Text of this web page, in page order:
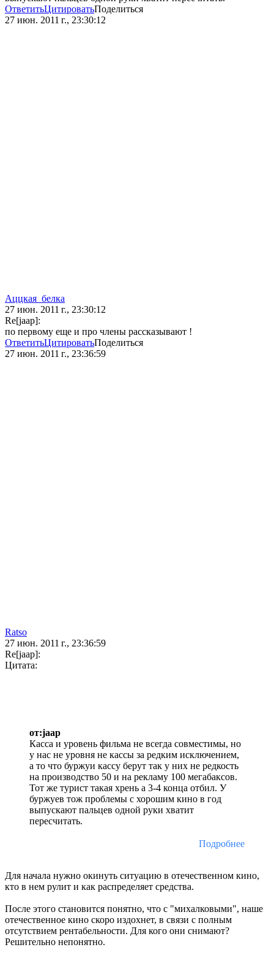
ОтветитьЦитироватьПоделиться
27 июн. 2011 г., 23:30:12
Аццкая_белка
27 июн. 2011 г., 23:30:12
Re[jaap]:
по первому еще и про члены рассказывают !
ОтветитьЦитироватьПоделиться
27 июн. 2011 г., 23:36:59
Ratso
27 июн. 2011 г., 23:36:59
Re[jaap]:
Цитата:
от:jaap
Касса и уровень фильма не всегда совместимы, но
у нас не уровня не кассы за редким исключением,
а то что буржуи кассу берут так у них не редкость
на производство 50 и на рекламу 100 мегабаксов.
Тот же турист такая хрень а 3-4 конца отбил. У
буржуев тож проблемы с хорошим кино в год
выпускают пальцев одной руки хватит
пересчитать.
Подробнее
Для начала нужно окинуть ситуацию в отечественном кино,
кто в нем рулит и как распределяет средства.
После этого становится понятно, что с "михалковыми", наше
отечественное кино скоро издохнет, в связи с полным
отсутствием рентабельности. Для кого они снимают?
Решительно непонятно.